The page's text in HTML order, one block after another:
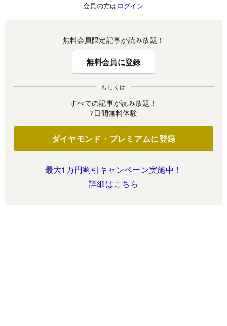
会員の方は ログイン
無料会員限定記事が読み放題！
無料会員に登録
もしくは
すべての記事が読み放題！
7日間無料体験
ダイヤモンド・プレミアムに登録
最大1万円割引キャンペーン実施中！
詳細はこちら